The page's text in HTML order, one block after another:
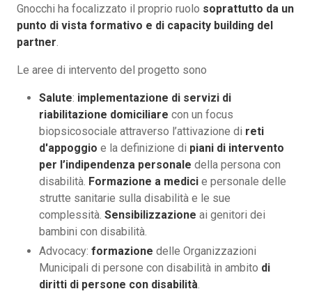
Gnocchi ha focalizzato il proprio ruolo soprattutto da un
punto di vista formativo e di capacity building del
partner.
Le aree di intervento del progetto sono
Salute: implementazione di servizi di
riabilitazione domiciliare con un focus
biopsicosociale attraverso l’attivazione di reti
d'appoggio e la definizione di piani di intervento
per l’indipendenza personale della persona con
disabilità. Formazione a medici e personale delle
strutte sanitarie sulla disabilità e le sue
complessità. Sensibilizzazione ai genitori dei
bambini con disabilità.
Advocacy: formazione delle Organizzazioni
Municipali di persone con disabilità in ambito di
diritti di persone con disabilità.